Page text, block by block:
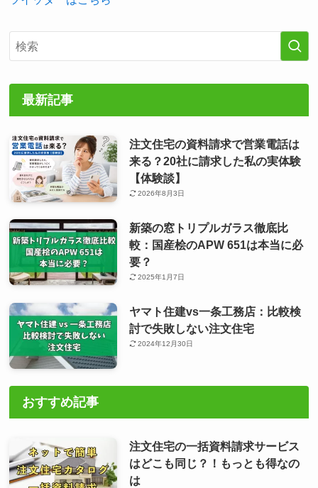
最新記事
注文住宅の資料請求で営業電話は
来る？20社に請求した私の実体験
【体験談】
2026年8月3日
新築の窓トリプルガラス徹底比
較：国産桧のAPW 651は本当に必
要？
2025年1月7日
ヤマト住建vs一条工務店：比較検
討で失敗しない注文住宅
2024年12月30日
おすすめ記事
注文住宅の一括資料請求サービス
はどこも同じ？！もっとも得なの
は